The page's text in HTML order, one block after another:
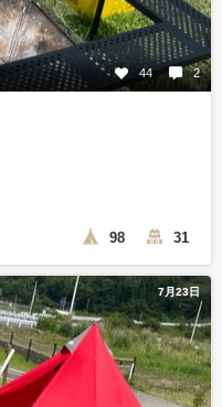
44 2
98 31
7月23日